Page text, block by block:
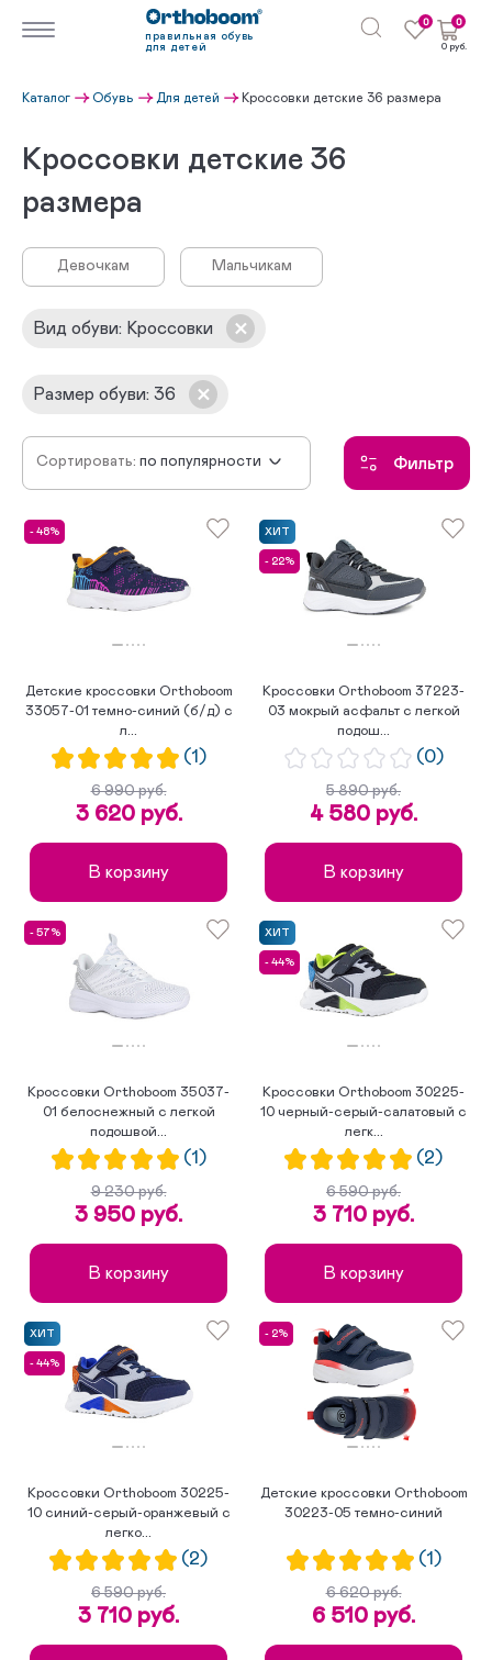
правильная обувь
для детей
0 0
0 руб.
Каталог Обувь Для детей Кроссовки детские 36 размера
Кроссовки детские 36
размера
Девочкам Мальчикам
Вид обуви: Кроссовки
Размер обуви: 36
Сортировать:
по убыванию цены
по возрастанию цены
по популярности Фильтр
- 48%
Детские кроссовки Orthoboom
33057-01 темно-синий (б/д) с
л...
(1)
6 990 руб.
3 620 руб.
В корзину
ХИТ
- 22%
Кроссовки Orthoboom 37223-
03 мокрый асфальт с легкой
подош...
(0)
5 890 руб.
4 580 руб.
В корзину
- 57%
Кроссовки Orthoboom 35037-
01 белоснежный с легкой
подошвой...
(1)
9 230 руб.
3 950 руб.
В корзину
ХИТ
- 44%
Кроссовки Orthoboom 30225-
10 черный-серый-салатовый с
легк...
(2)
6 590 руб.
3 710 руб.
В корзину
ХИТ
- 44%
Кроссовки Orthoboom 30225-
10 синий-серый-оранжевый с
легко...
(2)
6 590 руб.
3 710 руб.
- 2%
Детские кроссовки Orthoboom
30223-05 темно-синий
(1)
6 620 руб.
6 510 руб.